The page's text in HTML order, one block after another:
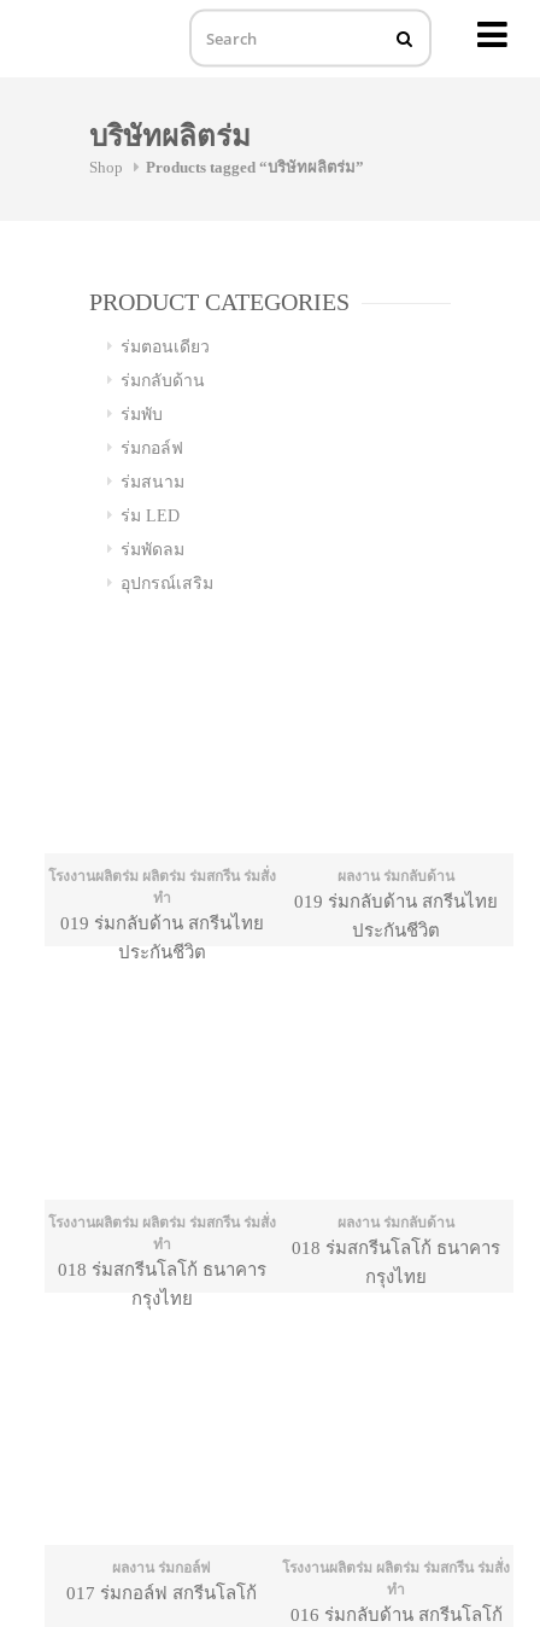
บริษัทผลิตร่ม
Shop Products tagged “บริษัทผลิตร่ม”
PRODUCT CATEGORIES
ร่มตอนเดียว
ร่มกลับด้าน
ร่มพับ
ร่มกอล์ฟ
ร่มสนาม
ร่ม LED
ร่มพัดลม
อุปกรณ์เสริม
โรงงานผลิตร่ม ผลิตร่ม ร่มสกรีน ร่มสั่ง
ทำ
019 ร่มกลับด้าน สกรีนไทย
ประกันชีวิต
ผลงาน ร่มกลับด้าน
019 ร่มกลับด้าน สกรีนไทย
ประกันชีวิต
โรงงานผลิตร่ม ผลิตร่ม ร่มสกรีน ร่มสั่ง
ทำ
018 ร่มสกรีนโลโก้ ธนาคาร
กรุงไทย
ผลงาน ร่มกลับด้าน
018 ร่มสกรีนโลโก้ ธนาคาร
กรุงไทย
ผลงาน ร่มกอล์ฟ
017 ร่มกอล์ฟ สกรีนโลโก้
โรงงานผลิตร่ม ผลิตร่ม ร่มสกรีน ร่มสั่ง
ทำ
016 ร่มกลับด้าน สกรีนโลโก้